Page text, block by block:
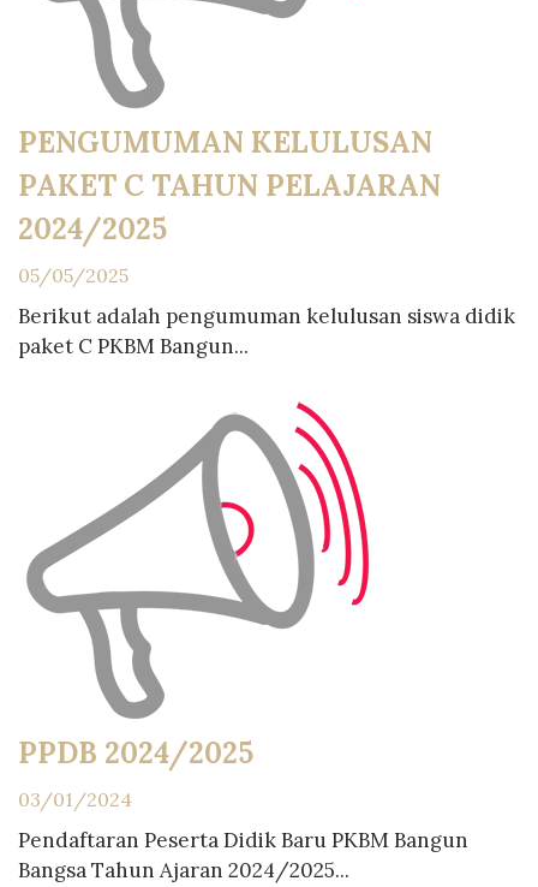
PENGUMUMAN KELULUSAN
PAKET C TAHUN PELAJARAN
2024/2025
05/05/2025
Berikut adalah pengumuman kelulusan siswa didik
paket C PKBM Bangun...
PPDB 2024/2025
03/01/2024
Pendaftaran Peserta Didik Baru PKBM Bangun
Bangsa Tahun Ajaran 2024/2025...